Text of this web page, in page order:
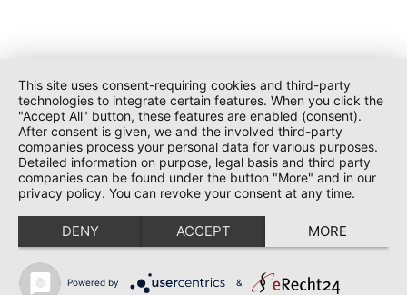
This site uses consent-requiring cookies and third-party
technologies to integrate certain features. When you click the
"Accept All" button, these features are enabled (consent).
After consent is given, we and the involved third-party
companies process your personal data for various purposes.
Detailed information on purpose, legal basis and third party
companies can be found under the button "More" and in our
privacy policy. You can revoke your consent at any time.
DENY ACCEPT MORE
Powered by &